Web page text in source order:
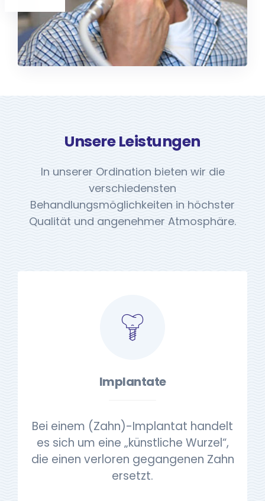
Unsere Leistungen
In unserer Ordination bieten wir die
verschiedensten
Behandlungsmöglichkeiten in höchster
Qualität und angenehmer Atmosphäre.
Implantate
Bei einem (Zahn)-Implantat handelt
es sich um eine „künstliche Wurzel“,
die einen verloren gegangenen Zahn
ersetzt.